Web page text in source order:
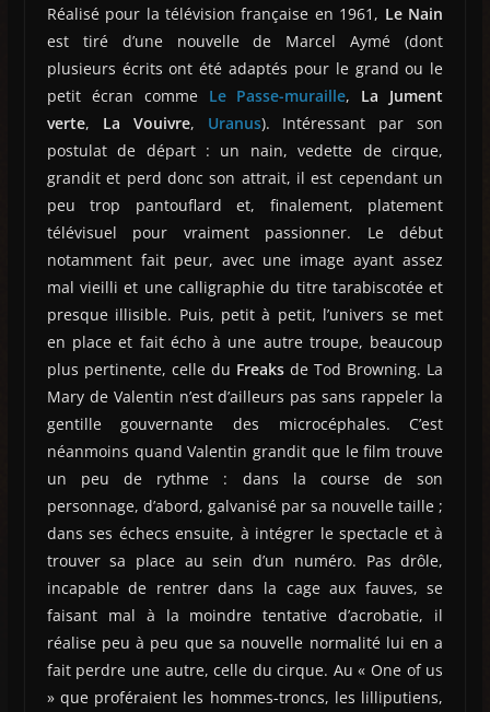
Réalisé pour la télévision française en 1961, Le Nain
est tiré d’une nouvelle de Marcel Aymé (dont
plusieurs écrits ont été adaptés pour le grand ou le
petit écran comme Le Passe-muraille, La Jument
verte, La Vouivre, Uranus). Intéressant par son
postulat de départ : un nain, vedette de cirque,
grandit et perd donc son attrait, il est cependant un
peu trop pantouflard et, finalement, platement
télévisuel pour vraiment passionner. Le début
notamment fait peur, avec une image ayant assez
mal vieilli et une calligraphie du titre tarabiscotée et
presque illisible. Puis, petit à petit, l’univers se met
en place et fait écho à une autre troupe, beaucoup
plus pertinente, celle du Freaks de Tod Browning. La
Mary de Valentin n’est d’ailleurs pas sans rappeler la
gentille gouvernante des microcéphales. C’est
néanmoins quand Valentin grandit que le film trouve
un peu de rythme : dans la course de son
personnage, d’abord, galvanisé par sa nouvelle taille ;
dans ses échecs ensuite, à intégrer le spectacle et à
trouver sa place au sein d’un numéro. Pas drôle,
incapable de rentrer dans la cage aux fauves, se
faisant mal à la moindre tentative d’acrobatie, il
réalise peu à peu que sa nouvelle normalité lui en a
fait perdre une autre, celle du cirque. Au « One of us
» que proféraient les hommes-troncs, les lilliputiens,